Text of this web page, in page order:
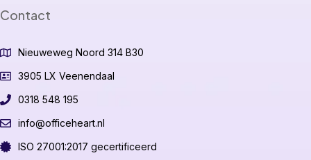
Contact
Nieuweweg Noord 314 B30
3905 LX Veenendaal
0318 548 195
info@officeheart.nl
ISO 27001:2017 gecertificeerd